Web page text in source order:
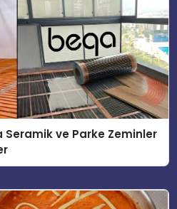
Seramik ve Parke Zeminler